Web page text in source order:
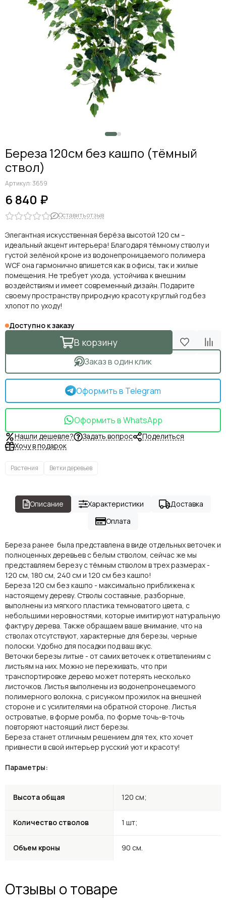
Береза 120см без кашпо (тёмный
ствол)
Артикул:3659
6 840 ₽
Оставить отзыв
Элегантная искусственная берёза высотой 120 см –
идеальный акцент интерьера! Благодаря тёмному стволу и
густой зелёной кроне из водонепроницаемого полимера
WCF она гармонично впишется как в офисы, так и жилые
помещения. Не требует ухода, устойчива к внешним
воздействиям и имеет современный дизайн. Подарите
своему пространству природную красоту круглый год без
хлопот по уходу!
Доступно к заказу
В корзину
Заказ в один клик
Оформить в Telegram
Оформить в WhatsApp
Нашли дешевле? Задать вопрос
Поделиться
Хочу в подарок
Растения Ветки деревьев
Описание Характеристики
Доставка
Оплата
Береза ранее была представлена в виде отдельных веточек и
полноценных деревьев с белым стволом, сейчас же мы
представляем березу с тёмным стволом в трех размерах -
120 см, 180 см, 240 см и 120 см без кашпо!
Береза 120 см без кашпо - максимально приближена к
настоящему дереву. Стволы составные, разборные,
выполнены из мягкого пластика темноватого цвета, с
небольшими неровностями, которые имитируют натуральную
фактуру дерева. Также обращаем ваше внимание, что на
стволах отсутствуют, характерные для березы, черные
полоски. Удобно для посадки под ваш вкус.
Веточки березы литые - от самих веточек к ответвлениям с
листьям на них. Можно не переживать, что при
транспортировке дерево может потерять несколько
листочков. Листья выполнены из водонепронецаемого
полимерного волокна, с рисунком прожилок на внешней
стороне и с усилителями на обратной стороне. Листья
островатые, в форме ромба, по форме точь-в-точь
повторяют настоящий лист березы.
Береза станет отличным решением для тех, кто хочет
привнести в свой интерьер русский уют и красоту!
Параметры:
Высота общая 120 см;
Количество стволов 1 шт;
Объем кроны 90 см.
Отзывы о товаре